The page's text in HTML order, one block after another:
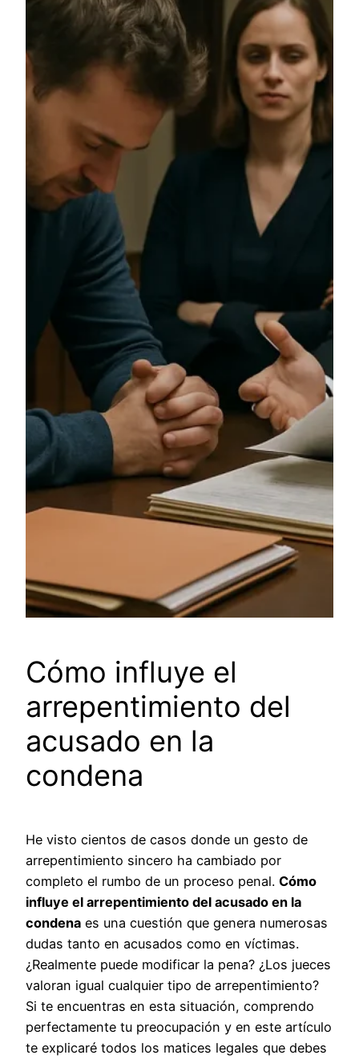
Cómo influye el
arrepentimiento del
acusado en la
condena
He visto cientos de casos donde un gesto de
arrepentimiento sincero ha cambiado por
completo el rumbo de un proceso penal. Cómo
influye el arrepentimiento del acusado en la
condena es una cuestión que genera numerosas
dudas tanto en acusados como en víctimas.
¿Realmente puede modificar la pena? ¿Los jueces
valoran igual cualquier tipo de arrepentimiento?
Si te encuentras en esta situación, comprendo
perfectamente tu preocupación y en este artículo
te explicaré todos los matices legales que debes